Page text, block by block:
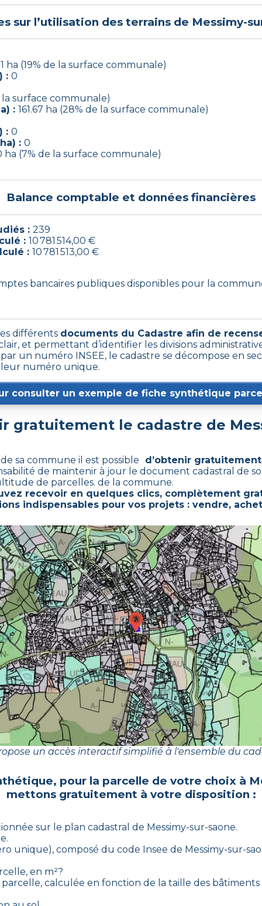
sur l’utilisation des terrains de Messimy-
ha (19% de la surface communale)
: 0
la surface communale)
: 161.67 ha (28% de la surface communale)
: 0
: 0
ha (7% de la surface communale)
Balance comptable et données financières
: 239
: 10 781 514,00 €
: 10 781 513,00 €
bancaires publiques disponibles pour la
différents documents du Cadastre afin de
et permettant d’identifier les divisions
un numéro INSEE, le cadastre se décompose en
numéro unique.
consulter un exemple de fiche synthétique
gratuitement le cadastre de
sa commune il est possible d’obtenir
de maintenir à jour le document cadastral de
de parcelles. de la commune.
recevoir en quelques clics, complètement
indispensables pour vos projets : vendre,
un accès interactif simplifié à l'ensemble du
pour la parcelle de votre choix à
mettons gratuitement à votre disposition :
sur le plan cadastral de Messimy-sur-saone.
unique), composé du code Insee de Messimy-sur-
en m²?
calculée en fonction de la taille des bâtiments